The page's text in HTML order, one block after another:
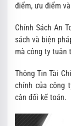
điểm, ưu điểm
Chính Sách An
sách và biện
mà công ty tuân
Thông Tin Tài
chính của công
cân đối kế toán.